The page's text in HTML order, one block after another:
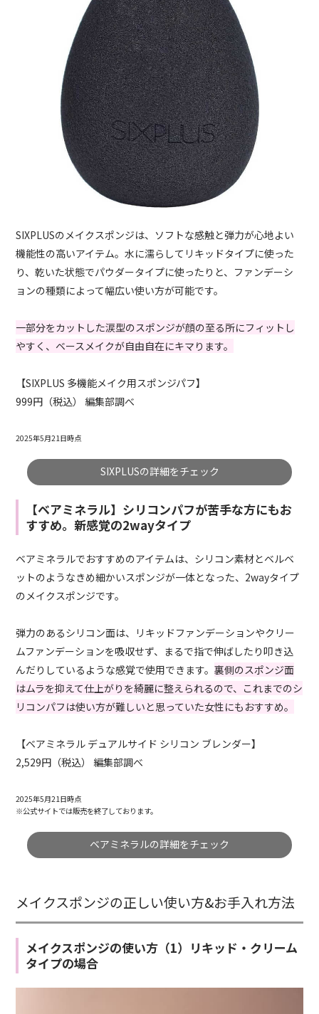
SIXPLUSのメイクスポンジは、ソフトな感触と弾力が心地よい
機能性の高いアイテム。水に濡らしてリキッドタイプに使った
り、乾いた状態でパウダータイプに使ったりと、ファンデーシ
ョンの種類によって幅広い使い方が可能です。
一部分をカットした涙型のスポンジが顔の至る所にフィットし
やすく、ベースメイクが自由自在にキマります。
【SIXPLUS 多機能メイク用スポンジパフ】
999円（税込） 編集部調べ
2025年5月21日時点
SIXPLUSの詳細をチェック
【ベアミネラル】シリコンパフが苦手な方にもお
すすめ。新感覚の2wayタイプ
ベアミネラルでおすすめのアイテムは、シリコン素材とベルベ
ットのようなきめ細かいスポンジが一体となった、2wayタイプ
のメイクスポンジです。
弾力のあるシリコン面は、リキッドファンデーションやクリー
ムファンデーションを吸収せず、まるで指で伸ばしたり叩き込
んだりしているような感覚で使用できます。裏側のスポンジ面
はムラを抑えて仕上がりを綺麗に整えられるので、これまでのシ
リコンパフは使い方が難しいと思っていた女性にもおすすめ。
【ベアミネラル デュアルサイド シリコン ブレンダー】
2,529円（税込） 編集部調べ
2025年5月21日時点
※公式サイトでは販売を終了しております。
ベアミネラルの詳細をチェック
メイクスポンジの正しい使い方&お手入れ方法
メイクスポンジの使い方（1）リキッド・クリーム
タイプの場合